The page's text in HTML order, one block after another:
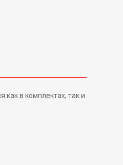
в комплектах, так и